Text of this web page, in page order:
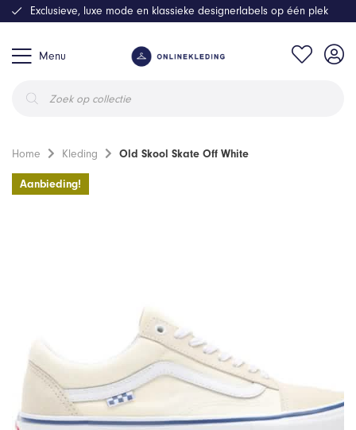
Menu
zoeken
Exclusieve, luxe mode en klassieke designerlabels op één plek
Home Kleding Old Skool Skate Off White
Aanbieding!